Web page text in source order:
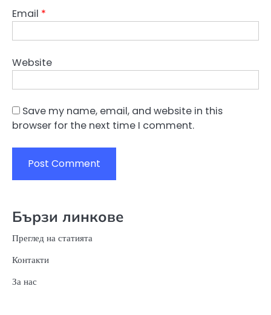
Email *
Website
Save my name, email, and website in this
browser for the next time I comment.
Бързи линкове
Преглед на статията
Контакти
За нас